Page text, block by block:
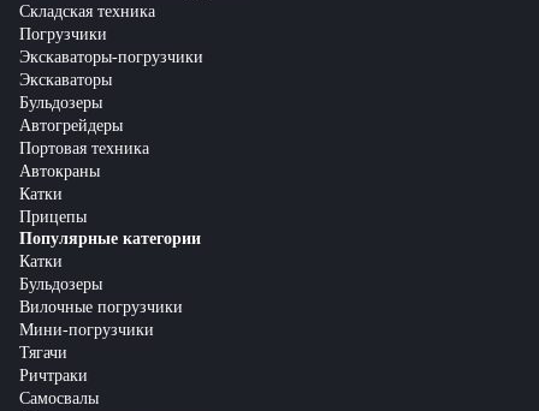
Складская техника
Погрузчики
Экскаваторы-погрузчики
Экскаваторы
Бульдозеры
Автогрейдеры
Портовая техника
Автокраны
Катки
Прицепы
Популярные категории
Катки
Бульдозеры
Вилочные погрузчики
Мини-погрузчики
Тягачи
Ричтраки
Самосвалы